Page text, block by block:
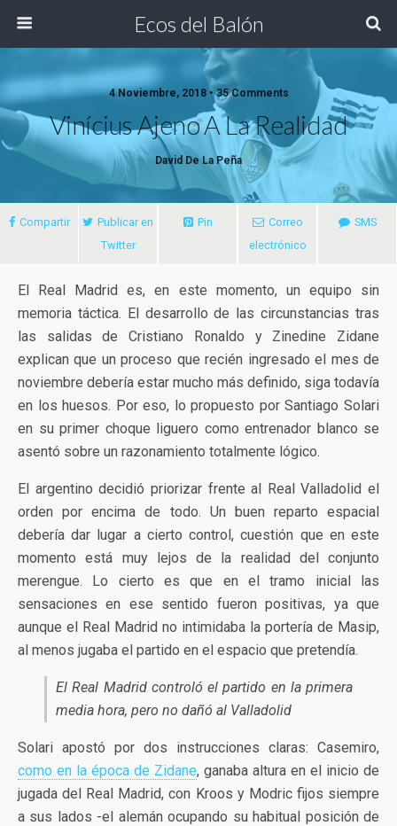
Ecos del Balón
4 Noviembre, 2018 • 35 Comments
Vinícius Ajeno A La Realidad
David De La Peña
Compartir
Publicar en
Twitter
Pin
Correo
electrónico
SMS
El Real Madrid es, en este momento, un equipo sin
memoria táctica. El desarrollo de las circunstancias tras
las salidas de Cristiano Ronaldo y Zinedine Zidane
explican que un proceso que recién ingresado el mes de
noviembre debería estar mucho más definido, siga todavía
en los huesos. Por eso, lo propuesto por Santiago Solari
en su primer choque liguero como entrenador blanco se
asentó sobre un razonamiento totalmente lógico.
El argentino decidió priorizar frente al Real Valladolid el
orden por encima de todo. Un buen reparto espacial
debería dar lugar a cierto control, cuestión que en este
momento está muy lejos de la realidad del conjunto
merengue. Lo cierto es que en el tramo inicial las
sensaciones en ese sentido fueron positivas, ya que
aunque el Real Madrid no intimidaba la portería de Masip,
al menos jugaba el partido en el espacio que pretendía.
El Real Madrid controló el partido en la primera
media hora, pero no dañó al Valladolid
Solari apostó por dos instrucciones claras: Casemiro,
como en la época de Zidane, ganaba altura en el inicio de
jugada del Real Madrid, con Kroos y Modric fijos siempre
a sus lados -el alemán ocupando su habitual posición de